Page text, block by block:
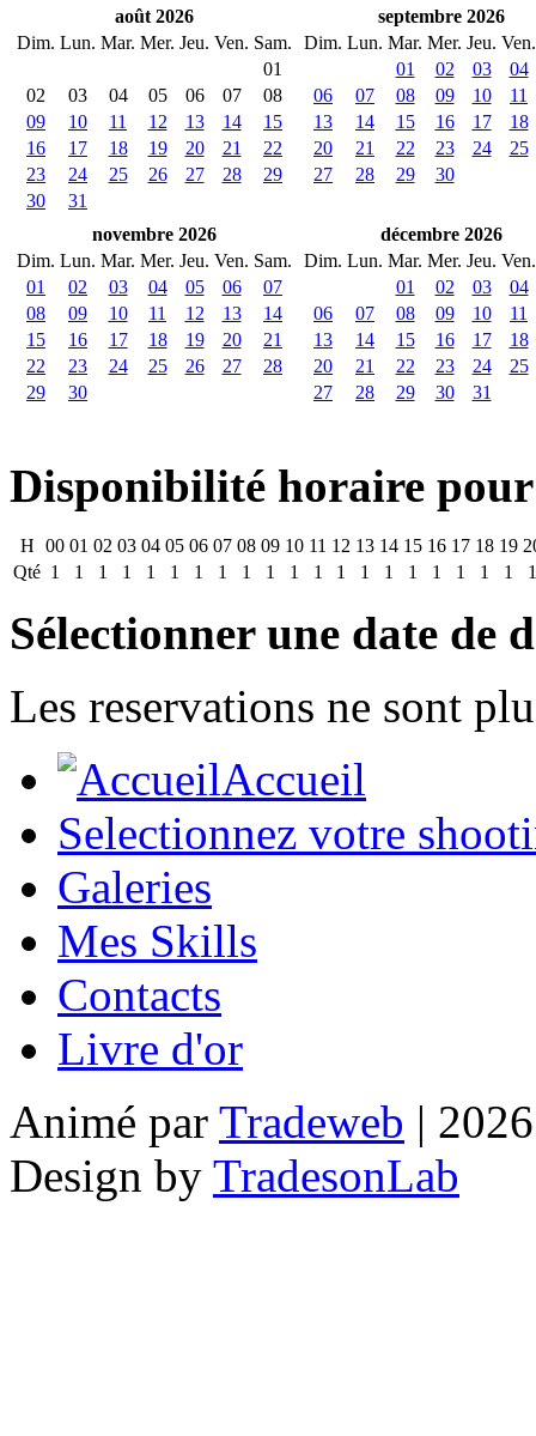
août 2026
Dim. Lun. Mar. Mer. Jeu. Ven. Sam.
01
02
03 04 05 06 07
08
09
10 11 12 13 14
15
16
17 18 19 20 21
22
23
24 25 26 27 28
29
30
31
septembre 2026
Dim. Lun. Mar. Mer. Jeu. Ven.
01
02 03
04
06
07 08 09 10
11
13
14 15 16 17
18
20
21 22 23 24
25
27
28 29 30
novembre 2026
Dim. Lun. Mar. Mer. Jeu. Ven. Sam.
01
02 03 04 05 06
07
08
09 10 11 12 13
14
15
16 17 18 19 20
21
22
23 24 25 26 27
28
29
30
décembre 2026
Dim. Lun. Mar. Mer. Jeu. Ven.
01
02 03
04
06
07 08 09 10
11
13
14 15 16 17
18
20
21 22 23 24
25
27
28 29 30 31
Disponibilité horaire
H 00 01 02 03 04 05 06 07 08 09 10 11 12 13 14 15 16 17 18 19
Qté 1 1 1 1 1 1 1 1 1 1 1 1 1 1 1 1 1 1 1 1 1
Sélectionner une date de
Les reservations ne sont
Accueil
Selectionnez votre
Galeries
Mes Skills
Contacts
Livre d'or
Animé par Tradeweb |
Design by TradesonLab